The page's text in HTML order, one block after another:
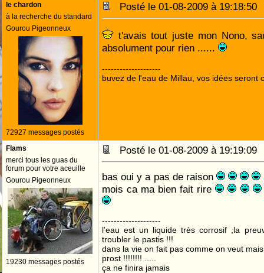
le chardon
à la recherche du standard
Gourou Pigeonneux
72927 messages postés
Posté le 01-08-2009 à
t'avais tout juste mon Nono,
absolument pour rien ......
--------------------
buvez de l'eau de Millau, vos idées seront
Flams
merci tous les guas du
forum pour votre aceuille
Gourou Pigeonneux
19230 messages postés
Posté le 01-08-2009 à
bas oui y a pas de raison
mois ca ma bien fait rire
--------------------
l'eau est un liquide très corrosif ,la
troubler le pastis !!!
dans la vie on fait pas comme on veut
prost !!!!!!!! .....
ça ne finira jamais